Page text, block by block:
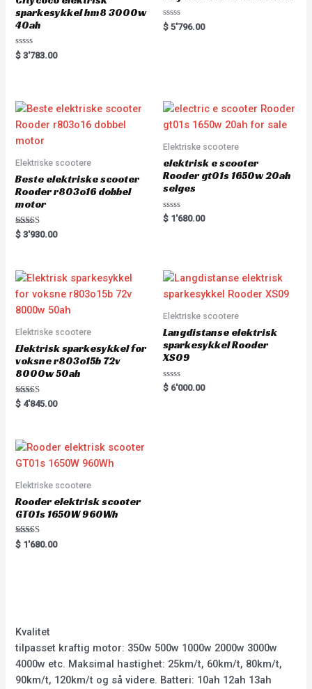
sparkesykkel hm8 3000w
40ah
Rated
0
$ 3'783.00
Rated
0
$ 5'796.00
Elektriske scootere
Beste elektriske scooter
Rooder r803o16 dobbel
motor
Rated
5.00
$ 3'930.00
Elektriske scootere
elektrisk e scooter
Rooder gt01s 1650w 20ah
selges
Rated
0
$ 1'680.00
Elektriske scootere
Elektrisk sparkesykkel for
voksne r803o15b 72v
8000w 50ah
Rated
5.00
$ 4'845.00
Elektriske scootere
Langdistanse elektrisk
sparkesykkel Rooder
XS09
Rated
0
$ 6'000.00
Elektriske scootere
Rooder elektrisk scooter
GT01s 1650W 960Wh
Rated
5.00
$ 1'680.00
Kvalitet
tilpasset kraftig motor: 350w 500w 1000w 2000w 3000w
4000w etc. Maksimal hastighet: 25km/t, 60km/t, 80km/t,
90km/t, 120km/t og så videre. Batteri: 10ah 12ah 13ah